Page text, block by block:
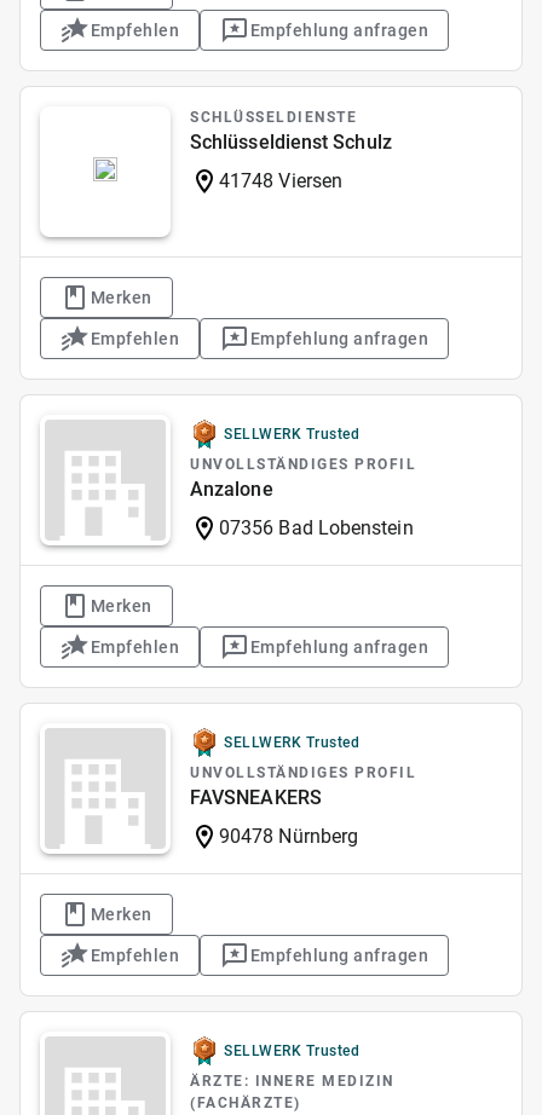
Empfehlen Empfehlung anfragen
SCHLÜSSELDIENSTE
Schlüsseldienst Schulz
41748 Viersen
Merken
Empfehlen Empfehlung anfragen
SELLWERK Trusted
UNVOLLSTÄNDIGES PROFIL
Anzalone
07356 Bad Lobenstein
Merken
Empfehlen Empfehlung anfragen
SELLWERK Trusted
UNVOLLSTÄNDIGES PROFIL
FAVSNEAKERS
90478 Nürnberg
Merken
Empfehlen Empfehlung anfragen
SELLWERK Trusted
ÄRZTE: INNERE MEDIZIN
(FACHÄRZTE)